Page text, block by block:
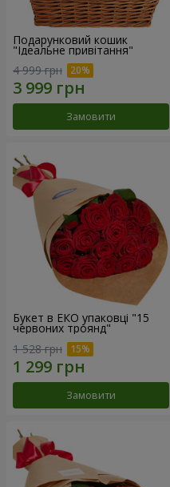
Подарунковий кошик
"Ідеальне привітання"
4 999 грн
Замовити
Букет в ЕКО упаковці "15
червоних троянд"
1 528 грн
Замовити